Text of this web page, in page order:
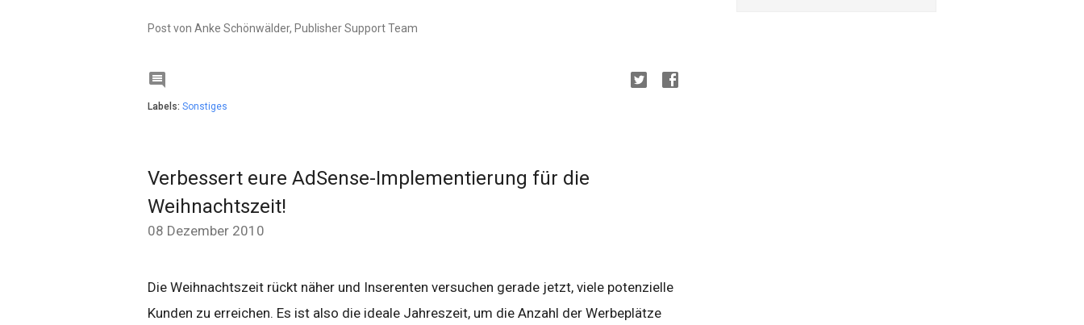
Post von Anke Schönwälder, Publisher Support Team

Labels: Sonstiges
Verbessert eure AdSense-Implementierung für die
Weihnachtszeit!
08 Dezember 2010
Die Weihnachtszeit rückt näher und Inserenten versuchen gerade jetzt, viele potenzielle
Kunden zu erreichen. Es ist also die ideale Jahreszeit, um die Anzahl der Werbeplätze